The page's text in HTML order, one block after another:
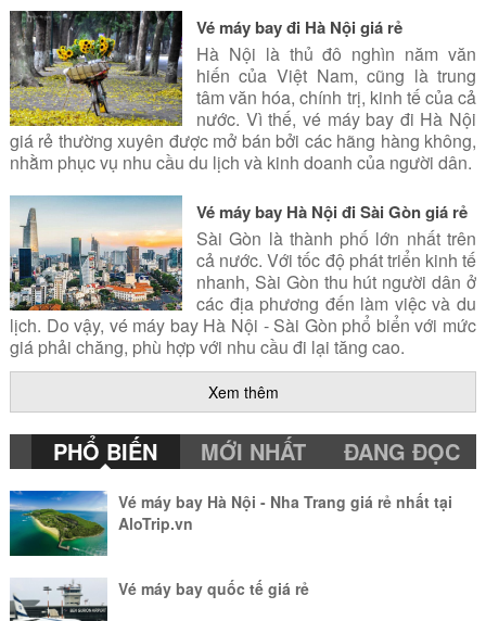
Vé máy bay đi Hà Nội giá rẻ
Hà Nội là thủ đô nghìn năm văn
hiến của Việt Nam, cũng là trung
tâm văn hóa, chính trị, kinh tế của cả
nước. Vì thế, vé máy bay đi Hà Nội
giá rẻ thường xuyên được mở bán bởi các hãng hàng không,
nhằm phục vụ nhu cầu du lịch và kinh doanh của người dân.
Vé máy bay Hà Nội đi Sài Gòn giá rẻ
Sài Gòn là thành phố lớn nhất trên
cả nước. Với tốc độ phát triển kinh tế
nhanh, Sài Gòn thu hút người dân ở
các địa phương đến làm việc và du
lịch. Do vậy, vé máy bay Hà Nội - Sài Gòn phổ biển với mức
giá phải chăng, phù hợp với nhu cầu đi lại tăng cao.
Vé máy bay Hà Nội - Đà Nẵng giá rẻ
trên cả nước. Đến với Đà Nẵng, du
khách sẽ được trải nghiệm một đô
thị kiểu mẫu văn minh, những bãi
biển xanh mát hay những món ăn đặc sắc. Cùng AloTrip đặt
vé máy bay Hà Nội Đà Nẵng để khám phá thành phố này.
Đặt Vé máy bay đi Đà Nẵng giá rẻ
Xem thêm
PHỔ BIẾN MỚI NHẤT ĐANG ĐỌC
Vé máy bay Hà Nội - Nha Trang giá rẻ nhất tại
AloTrip.vn
Vé máy bay quốc tế giá rẻ